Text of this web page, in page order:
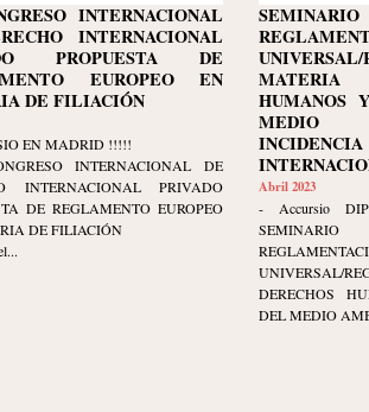
INTERNACIONAL
INTERNACIONAL
PROPUESTA DE
EUROPEO EN
DE FILIACIÓN
EN MADRID !!!!!
INTERNACIONAL DE
INTERNACIONAL PRIVADO
DE REGLAMENTO EUROPEO
DE FILIACIÓN
HUMANOS
MEDIO
Abril 2023
- Accursio
UNIVERSAL/
DERECHOS
DEL MEDIO